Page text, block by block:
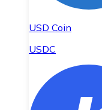
USD Coin
USDC